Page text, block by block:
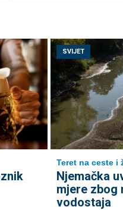
SVIJET
Teret na ceste i
Njemačka
mjere zbog
vodostaja